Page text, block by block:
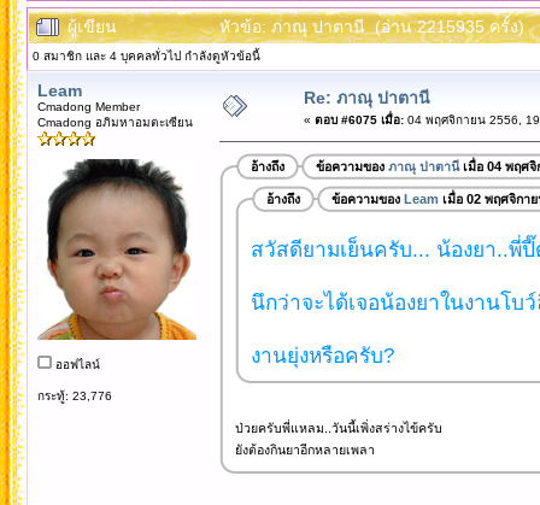
ผู้เขียน หัวข้อ: ภาณุ ปาตานี (อ่าน 2215935 ครั้ง)
0 สมาชิก และ 4 บุคคลทั่วไป กำลังดูหัวข้อนี้
Leam
Cmadong Member
Cmadong อภิมหาอมตะเซียน
ออฟไลน์
กระทู้: 23,776
Re: ภาณุ ปาตานี
« ตอบ #6075 เมื่อ:04 พฤศจิกายน 2556,
อ้างถึง ข้อความของ ภาณุ ปาตานีเมื่อ 04 พฤศจิ
อ้างถึง ข้อความของ Leam เมื่อ 02 พฤศจิกา
สวัสดียามเย็นครับ... น้องยา..พี่
นึกว่าจะได้เจอน้องยาในงานโบ
งานยุ่งหรือครับ?
ป่วยครับพี่แหลม..วันนี้เพิ่งสร่างไข้ครับ
ยังต้องกินยาอีกหลายเพลา